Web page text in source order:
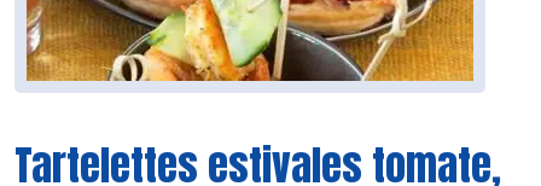
Tartelettes estivales tomate,